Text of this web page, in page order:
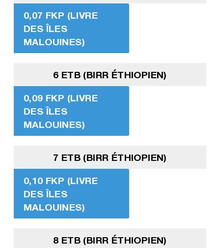
0,07 FKP (LIVRE
DES ÎLES
MALOUINES)
6 ETB (BIRR ÉTHIOPIEN)
0,09 FKP (LIVRE
DES ÎLES
MALOUINES)
7 ETB (BIRR ÉTHIOPIEN)
0,10 FKP (LIVRE
DES ÎLES
MALOUINES)
8 ETB (BIRR ÉTHIOPIEN)